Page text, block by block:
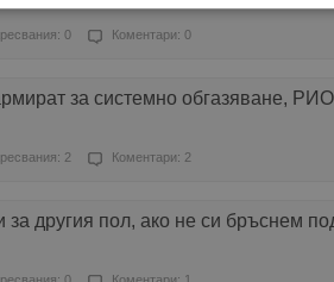
0 Коментари: 0
за системно обгазяване,
2 Коментари: 2
за другия пол, ако не си бръснем
Ефективност Таргетиране